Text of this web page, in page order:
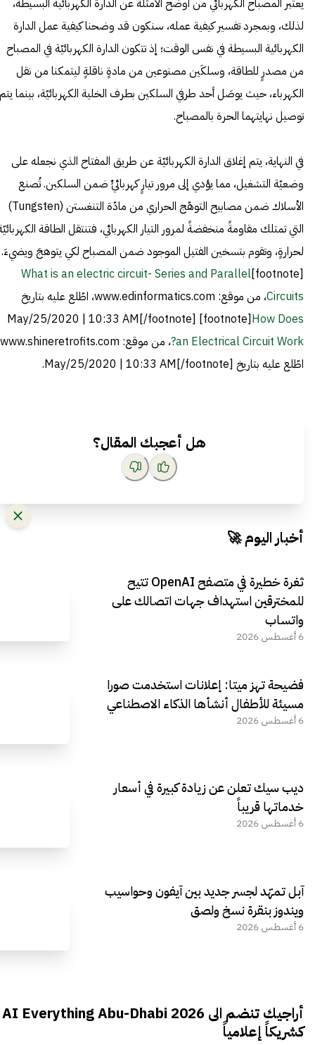
لذلك، وبمجرد تفسير كيفية عمله، سنكون قد وضحنا كيفية عمل الدارة
الكهربائية البسيطة في نفس الوقت؛ إذ تتكون الدارة الكهربائيّة في المصباح
من مصدرٍ للطاقة، وسلكَين مصنوعين من مادةٍ ناقلةٍ ليتمكنا من نقل
الكهرباء، حيث يوصَل أحد طرفي السلكين بطرف الخلية الكهربائيّة، بينما يتم
توصيل نهايتهما الحرة بالمصباح.
في النهاية، يتم إغلاق الدارة الكهربائيّة عن طريق المفتاح الذي نجعله على
وضعيّة التشغيل، مما يؤدي إلى مرور تيارٍ كهربائيٍّ ضمن السلكين. تُصنع
الأسلاك ضمن مصابيح التوهّج الحراري من مادّة التنغستن (Tungsten)
التي تمتلك مقاومةً منخفضةً لمرور التيار الكهربائي، فتنتقل الطاقة
لحرارةٍ، وتقوم بتسخين الفتيل الموجود ضمن المصباح لكي يتوهجَ ويضيءَ.
[footnote]
What is an electric circuit- Series and Parallel
Circuits
، من موقع: www.edinformatics.com، اطّلع عليه بتاريخ
May/25/2020 | 10:33 AM[/footnote] [footnote]How Does
an Electrical Circuit Work?
اطّلع عليه بتاريخ May/25/2020 | 10:33 AM[/footnote].
هل أعجبك المقال؟
أخبار اليوم 🚀
ثغرة خطيرة في متصفح OpenAI تتيح
للمخترقين استهداف جهات اتصالك على
واتساب
6 أغسطس 2026
فضيحة تهز ميتا: إعلانات استخدمت صورا
مسيئة للأطفال أنشأها الذكاء الاصطناعي
6 أغسطس 2026
ديب سيك تعلن عن زيادة كبيرة في أسعار
خدماتها قريباً
6 أغسطس 2026
آبل تمهّد لجسر جديد بين آيفون وحواسيب
ويندوز بنقرة نسخ ولصق
6 أغسطس 2026
أراجيك تنضم الى AI Everything Abu-Dhabi 2026
كشريكاً إعلامياً